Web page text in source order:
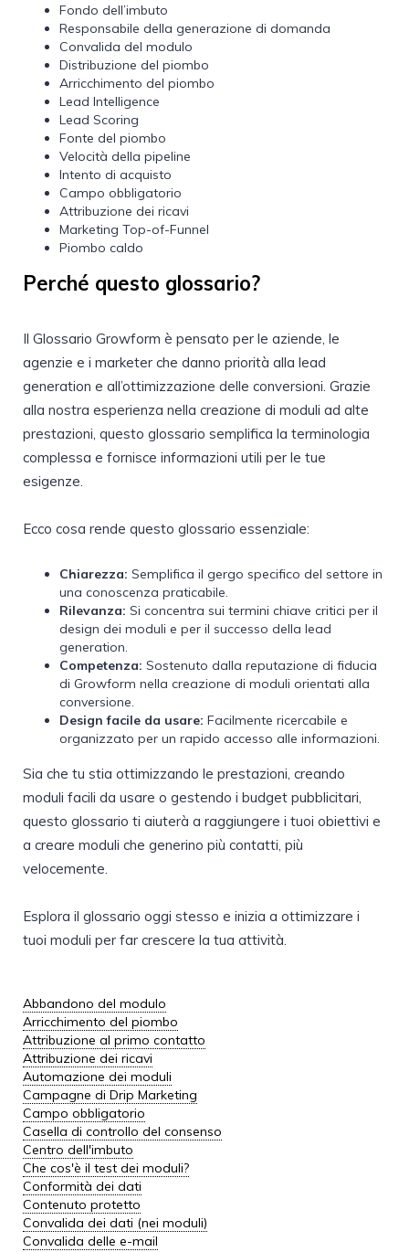
Fondo dell’imbuto
Responsabile della generazione di domanda
Convalida del modulo
Distribuzione del piombo
Arricchimento del piombo
Lead Intelligence
Lead Scoring
Fonte del piombo
Velocità della pipeline
Intento di acquisto
Campo obbligatorio
Attribuzione dei ricavi
Marketing Top-of-Funnel
Piombo caldo
Perché questo glossario?
Il Glossario Growform è pensato per le aziende, le
agenzie e i marketer che danno priorità alla lead
generation e all’ottimizzazione delle conversioni. Grazie
alla nostra esperienza nella creazione di moduli ad alte
prestazioni, questo glossario semplifica la terminologia
complessa e fornisce informazioni utili per le tue
esigenze.
Ecco cosa rende questo glossario essenziale:
Chiarezza: Semplifica il gergo specifico del settore in
una conoscenza praticabile.
Rilevanza: Si concentra sui termini chiave critici per il
design dei moduli e per il successo della lead
generation.
Competenza: Sostenuto dalla reputazione di fiducia
di Growform nella creazione di moduli orientati alla
conversione.
Design facile da usare: Facilmente ricercabile e
organizzato per un rapido accesso alle informazioni.
Sia che tu stia ottimizzando le prestazioni, creando
moduli facili da usare o gestendo i budget pubblicitari,
questo glossario ti aiuterà a raggiungere i tuoi obiettivi e
a creare moduli che generino più contatti, più
velocemente.
Esplora il glossario oggi stesso e inizia a ottimizzare i
tuoi moduli per far crescere la tua attività.
Abbandono del modulo
Arricchimento del piombo
Attribuzione al primo contatto
Attribuzione dei ricavi
Automazione dei moduli
Campagne di Drip Marketing
Campo obbligatorio
Casella di controllo del consenso
Centro dell'imbuto
Che cos'è il test dei moduli?
Conformità dei dati
Contenuto protetto
Convalida dei dati (nei moduli)
Convalida delle e-mail